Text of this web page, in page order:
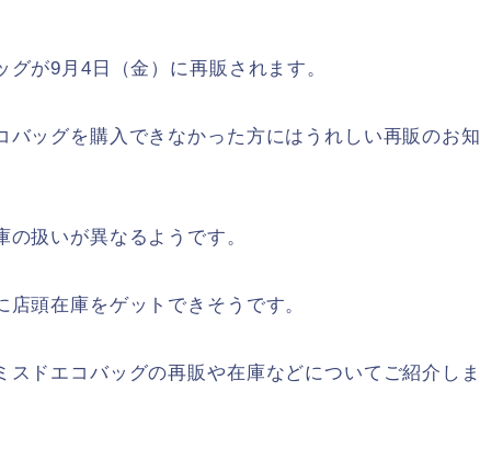
が9月4日（金）に再販されます。
バッグを購入できなかった方にはうれしい再販のお知
扱いが異なるようです。
頭在庫をゲットできそうです。
ドエコバッグの再販や在庫などについてご紹介しま